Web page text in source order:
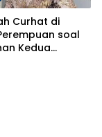
Curhat di
soal
Kedua